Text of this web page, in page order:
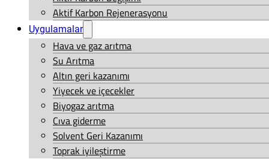
Aktif Karbon Rejenerasyonu
Uygulamalar
Hava ve gaz arıtma
Su Arıtma
Altın geri kazanımı
Yiyecek ve içecekler
Biyogaz arıtma
Cıva giderme
Solvent Geri Kazanımı
Toprak iyileştirme